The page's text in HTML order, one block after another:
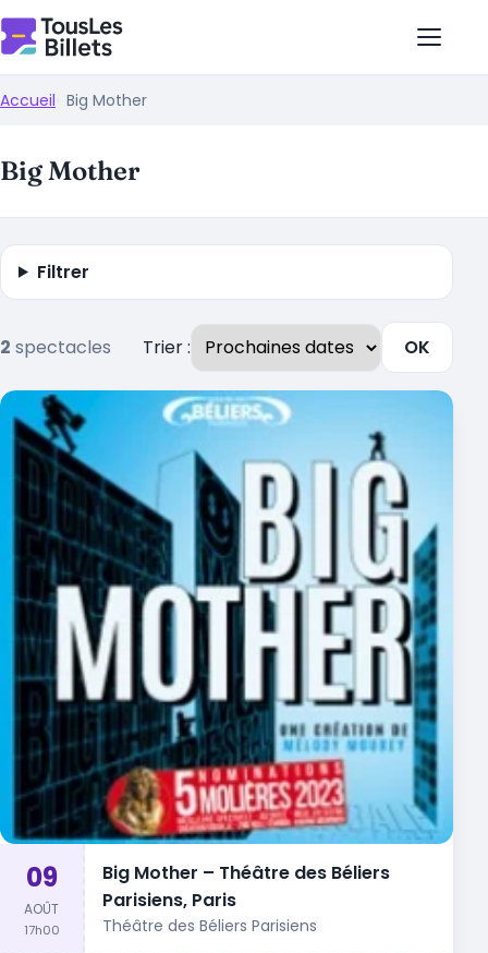
Accueil Big Mother
Big Mother
Filtrer
2 spectacles Trier : OK
09
AOÛT
17h00
Big Mother – Théâtre des Béliers
Parisiens, Paris
Théâtre des Béliers Parisiens